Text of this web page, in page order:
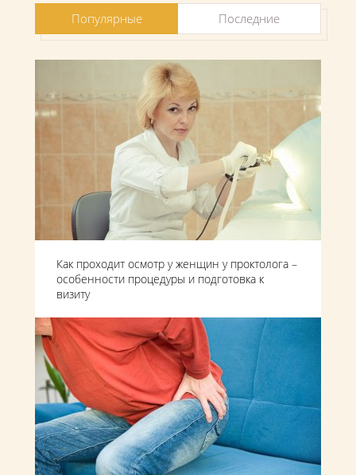
Популярные Последние
Как проходит осмотр у женщин у проктолога –
особенности процедуры и подготовка к
визиту